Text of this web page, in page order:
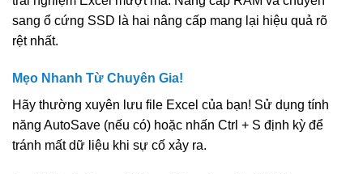
sang ổ cứng SSD là hai nâng cấp mang lại hiệu quả rõ
rệt nhất.
Mẹo Nhanh Từ Chuyên Gia!
Hãy thường xuyên lưu file Excel của bạn! Sử dụng tính
năng AutoSave (nếu có) hoặc nhấn Ctrl + S định kỳ để
tránh mất dữ liệu khi sự cố xảy ra.